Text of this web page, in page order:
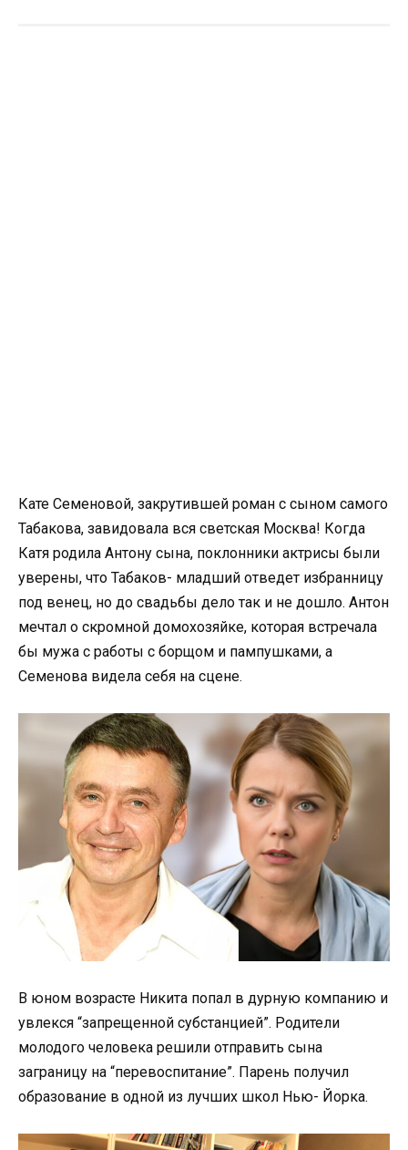
Кате Семеновой, закрутившей роман с сыном самого
Табакова, завидовала вся светская Москва! Когда
Катя родила Антону сына, поклонники актрисы были
уверены, что Табаков- младший отведет избранницу
под венец, но до свадьбы дело так и не дошло. Антон
мечтал о скромной домохозяйке, которая встречала
бы мужа с работы с борщом и пампушками, а
Семенова видела себя на сцене.
В юном возрасте Никита попал в дурную компанию и
увлекся “запрещенной субстанцией”. Родители
молодого человека решили отправить сына
заграницу на “перевоспитание”. Парень получил
образование в одной из лучших школ Нью- Йорка.